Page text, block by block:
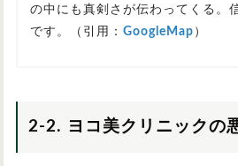
の中にも真剣さが伝わってくる。
です。（引用： GoogleMap ）
2-2. ヨコ美クリニックの